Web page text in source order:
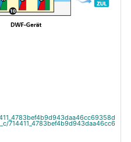
714411_4783bef4b9d943daa46cc6